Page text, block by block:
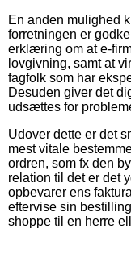
En anden mulighed
forretningen er
erklæring om at e-
lovgivning, samt at
fagfolk som har
Desuden giver det
udsættes for
Udover dette er det
mest vitale
ordren, som fx den
relation til det er det
opbevarer ens
eftervise sin
shoppe til en herre